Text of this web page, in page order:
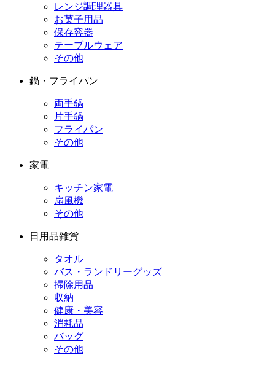
レンジ調理器具
お菓子用品
保存容器
テーブルウェア
その他
鍋・フライパン
両手鍋
片手鍋
フライパン
その他
家電
キッチン家電
扇風機
その他
日用品雑貨
タオル
バス・ランドリーグッズ
掃除用品
収納
健康・美容
消耗品
バッグ
その他